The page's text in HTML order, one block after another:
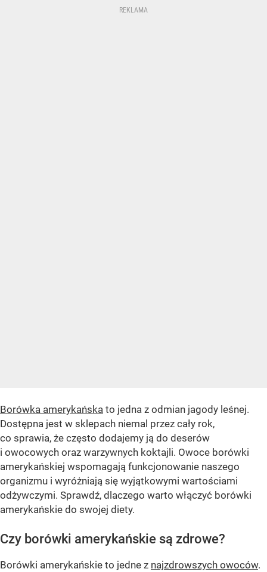
Borówka amerykańska to jedna z odmian jagody leśnej.
Dostępna jest w sklepach niemal przez cały rok,
co sprawia, że często dodajemy ją do deserów
i owocowych oraz warzywnych koktajli. Owoce borówki
amerykańskiej wspomagają funkcjonowanie naszego
organizmu i wyróżniają się wyjątkowymi wartościami
odżywczymi. Sprawdź, dlaczego warto włączyć borówki
amerykańskie do swojej diety.
Czy borówki amerykańskie są zdrowe?
Borówki amerykańskie to jedne z najzdrowszych owoców.